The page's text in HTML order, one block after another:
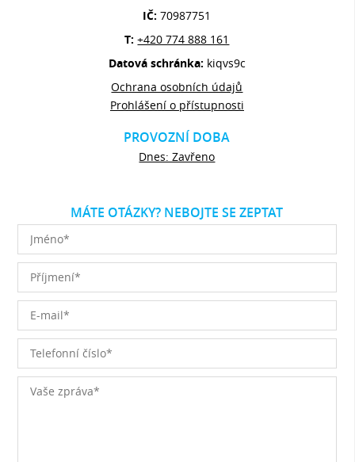
IČ:70987751
T:+420 774 888 161
Datová schránka: kiqvs9c
Ochrana osobních údajů
Prohlášení o přístupnosti
PROVOZNÍ DOBA
Dnes: Zavřeno
MÁTE OTÁZKY? NEBOJTE SE ZEPTAT